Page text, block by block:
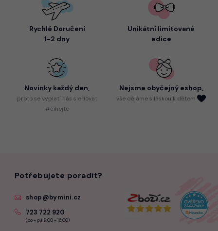
Rychlé Doručení
1-2 dny
Unikátní limitované
edice
Novinky každý den,
protose vyplatí nás sledovat
#číhejte
Nejsme obyčejný eshop,
vše děláme s láskou k dětem
Potřebujete poradit?
shop@bymini.cz
723 722 920
(po - pá 9:00 - 16:00)